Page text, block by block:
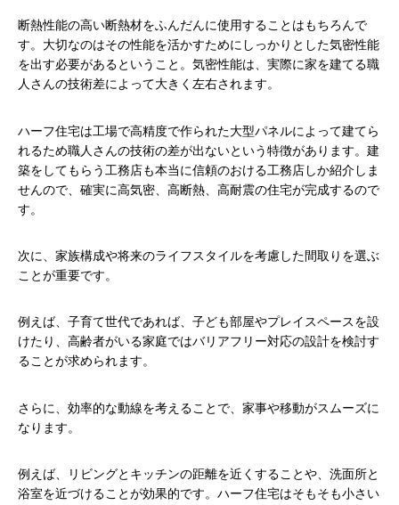
断熱性能の高い断熱材をふんだんに使用することはもちろんで
す。大切なのはその性能を活かすためにしっかりとした気密性能
を出す必要があるということ。気密性能は、実際に家を建てる職
人さんの技術差によって大きく左右されます。
ハーフ住宅は工場で高精度で作られた大型パネルによって建てら
れるため職人さんの技術の差が出ないという特徴があります。建
築をしてもらう工務店も本当に信頼のおける工務店しか紹介しま
せんので、確実に高気密、高断熱、高耐震の住宅が完成するので
す。
次に、家族構成や将来のライフスタイルを考慮した間取りを選ぶ
ことが重要です。
例えば、子育て世代であれば、子ども部屋やプレイスペースを設
けたり、高齢者がいる家庭ではバリアフリー対応の設計を検討す
ることが求められます。
さらに、効率的な動線を考えることで、家事や移動がスムーズに
なります。
例えば、リビングとキッチンの距離を近くすることや、洗面所と
浴室を近づけることが効果的です。ハーフ住宅はそもそも小さい